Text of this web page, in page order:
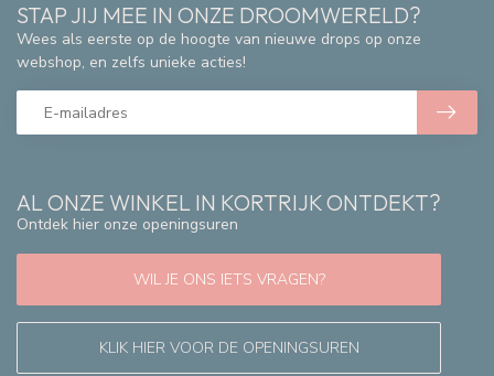
AL ONZE WINKEL IN KORTRIJK ONTDEKT?
Ontdek hier onze openingsuren
WIL JE ONS IETS VRAGEN?
KLIK HIER VOOR DE OPENINGSUREN
STAP JIJ MEE IN ONZE DROOMWERELD?
Wees als eerste op de hoogte van nieuwe drops op onze
webshop, en zelfs unieke acties!